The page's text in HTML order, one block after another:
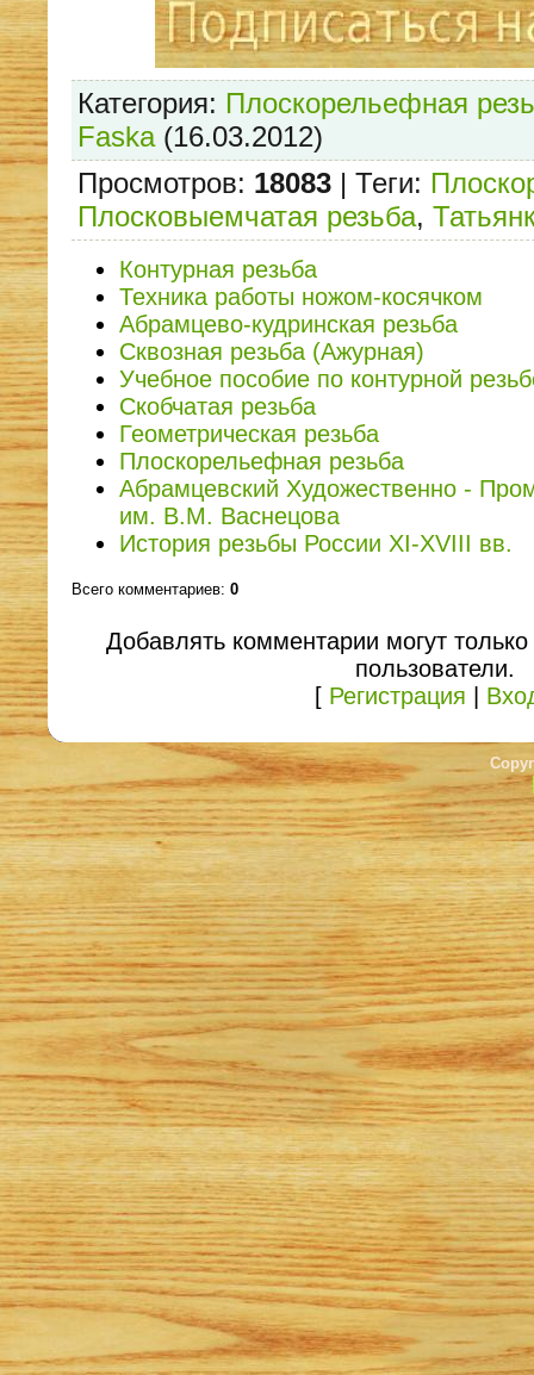
Категория: Плоскорельефная
Faska(16.03.2012)
Просмотров: 18083 | Теги:
Плосковыемчатая резьба,
Контурная резьба
Техника работы ножом-косячком
Абрамцево-кудринская резьба
Сквозная резьба (Ажурная)
Учебное пособие по контурной
Скобчатая резьба
Геометрическая резьба
Плоскорельефная резьба
Абрамцевский Художественно -
им. В.М. Васнецова
История резьбы России XI-XVIII вв.
Всего комментариев: 0
Добавлять комментарии могут
пользователи.
[ Регистрация